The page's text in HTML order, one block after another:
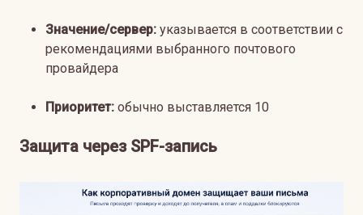
Значение/сервер: указывается в соответствии с
рекомендациями выбранного почтового
провайдера
Приоритет: обычно выставляется 10
Защита через SPF-запись